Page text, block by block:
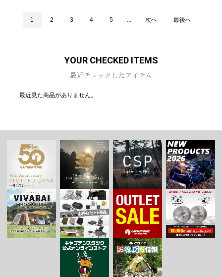
1 2 3 4 5 次へ 最後へ
YOUR CHECKED ITEMS
最近チェックしたアイテム
最近見た商品がありません。